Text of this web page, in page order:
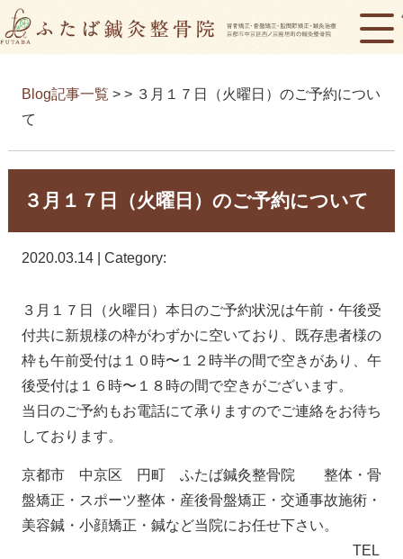
Blog記事一覧 > > ３月１７日（火曜日）のご予約につい
て
３月１７日（火曜日）のご予約について
2020.03.14 | Category:
３月１７日（火曜日）本日のご予約状況は午前・午後受
付共に新規様の枠がわずかに空いており、既存患者様の
枠も午前受付は１０時〜１２時半の間で空きがあり、午
後受付は１６時〜１８時の間で空きがございます。
当日のご予約もお電話にて承りますのでご連絡をお待ち
しております。
京都市 中京区 円町 ふたば鍼灸整骨院 整体・骨
盤矯正・スポーツ整体・産後骨盤矯正・交通事故施術・
美容鍼・小顔矯正・鍼など当院にお任せ下さい。
TEL